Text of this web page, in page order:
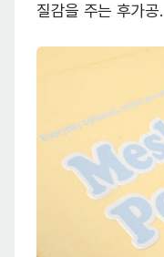
질감을 주는 후가공.